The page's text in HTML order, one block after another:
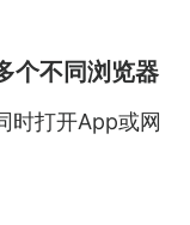
个不同浏览器
时打开App或网